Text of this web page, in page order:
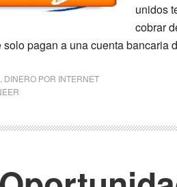
unidos
cobrar
pagan a una cuenta bancaria
DINERO POR INTERNET